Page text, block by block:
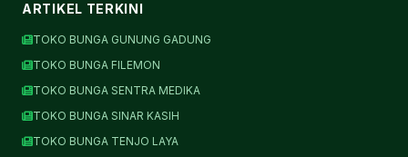
ARTIKEL TERKINI
TOKO BUNGA GUNUNG GADUNG
TOKO BUNGA FILEMON
TOKO BUNGA SENTRA MEDIKA
TOKO BUNGA SINAR KASIH
TOKO BUNGA TENJO LAYA